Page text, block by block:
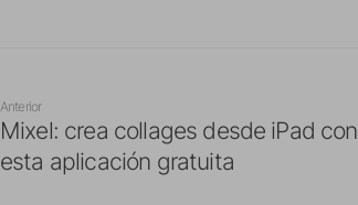
Anterior
Mixel: crea collages desde iPad con
esta aplicación gratuita